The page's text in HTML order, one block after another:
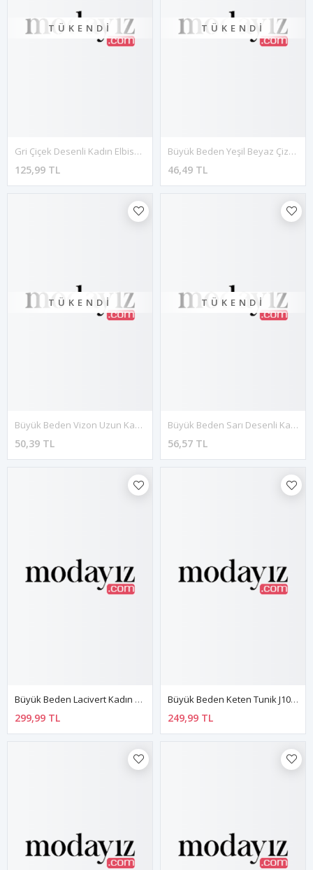
TÜKENDI
Gri Çiçek Desenli Kadın Elbise I2-123126
125,99 TL
TÜKENDI
Büyük Beden Yeşil Beyaz Çizgili Kadın Tunik H7-130537
46,49 TL
TÜKENDI
Büyük Beden Vizon Uzun Kadın Tunik G8-121130
50,39 TL
TÜKENDI
Büyük Beden Sarı Desenli Kadın Tunik G5-130966
56,57 TL
Büyük Beden Lacivert Kadın Tunik G6-130954
299,99 TL
Büyük Beden Keten Tunik J10-66765
249,99 TL